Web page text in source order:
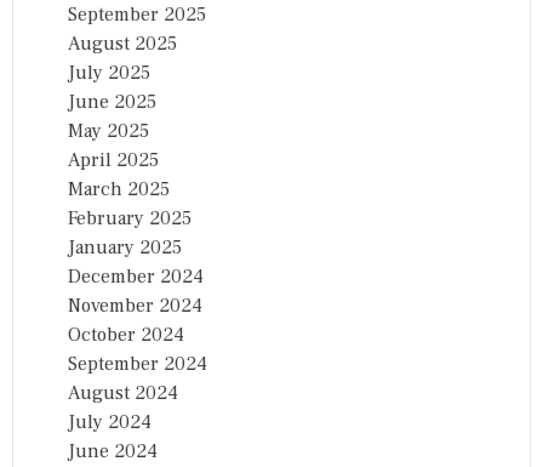
September 2025
August 2025
July 2025
June 2025
May 2025
April 2025
March 2025
February 2025
January 2025
December 2024
November 2024
October 2024
September 2024
August 2024
July 2024
June 2024